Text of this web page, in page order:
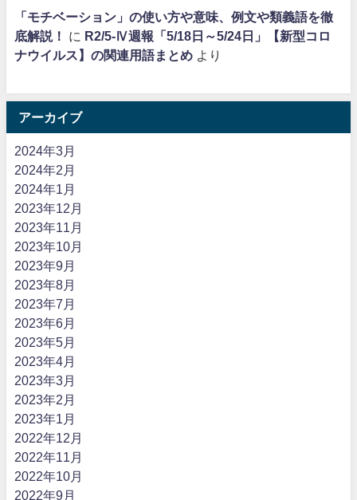
「モチベーション」の使い方や意味、例文や類義語を徹
底解説！
に R2/5-Ⅳ週報「5/18日～5/24日」【新型コロ
ナウイルス】の関連用語まとめ より
アーカイブ
2024年3月
2024年2月
2024年1月
2023年12月
2023年11月
2023年10月
2023年9月
2023年8月
2023年7月
2023年6月
2023年5月
2023年4月
2023年3月
2023年2月
2023年1月
2022年12月
2022年11月
2022年10月
2022年9月